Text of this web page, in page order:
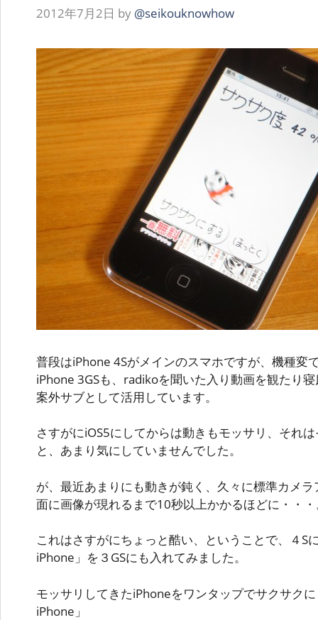
2012年7月2日 by @seikouknowhow
普段はiPhone 4Sがメインのスマホですが、機種変
iPhone 3GSも、radikoを聞いた入り動画を観たり
案外サブとして活用しています。
さすがにiOS5にしてからは動きもモッサリ、それ
と、あまり気にしていませんでした。
が、最近あまりにも動きが鈍く、久々に標準カメ
面に画像が現れるまで10秒以上かかるほどに・・
これはさすがにちょっと酷い、ということで、４S
iPhone」を３GSにも入れてみました。
モッサリしてきたiPhoneをワンタップでサクサク
iPhone」